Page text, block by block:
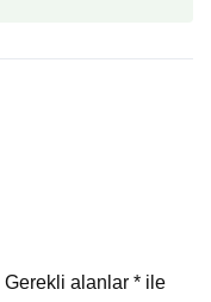
Gerekli alanlar * ile